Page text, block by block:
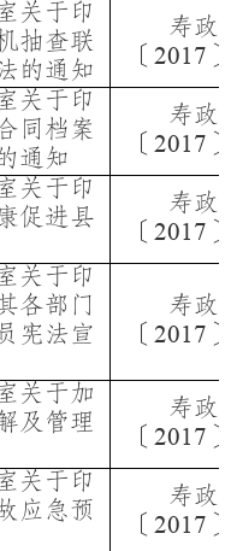
关于印
抽查联
的通知
寿政
〔 2017 〕
关于印
同档案
通知
寿政
〔 2017 〕
关于印
促进县
寿政
〔 2017 〕
关于印
各部门
宪法宣
寿政
〔 2017 〕
关于加
及管理
寿政
〔 2017 〕
关于印
应急预
寿政
〔 2017 〕